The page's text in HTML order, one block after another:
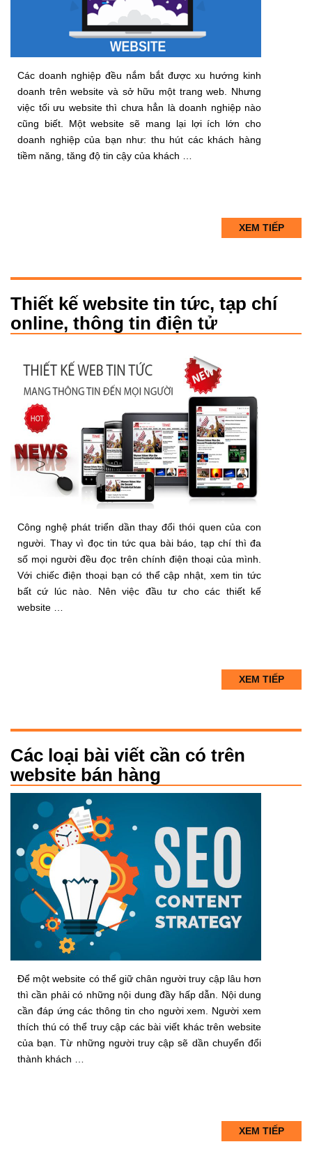
Các doanh nghiệp đều nắm bắt được xu hướng kinh
doanh trên website và sở hữu một trang web. Nhưng
việc tối ưu website thì chưa hẳn là doanh nghiệp nào
cũng biết. Một website sẽ mang lại lợi ích lớn cho
doanh nghiệp của bạn như: thu hút các khách hàng
tiềm năng, tăng độ tin cậy của khách …
XEM TIẾP
Thiết kế website tin tức, tạp chí
online, thông tin điện tử
Công nghệ phát triển dần thay đổi thói quen của con
người. Thay vì đọc tin tức qua bài báo, tạp chí thì đa
số mọi người đều đọc trên chính điện thoại của mình.
Với chiếc điện thoại bạn có thể cập nhật, xem tin tức
bất cứ lúc nào. Nên việc đầu tư cho các thiết kế
website …
XEM TIẾP
Các loại bài viết cần có trên
website bán hàng
Để một website có thể giữ chân người truy cập lâu hơn
thì cần phải có những nội dung đầy hấp dẫn. Nội dung
cần đáp ứng các thông tin cho người xem. Người xem
thích thú có thể truy cập các bài viết khác trên website
của bạn. Từ những người truy cập sẽ dần chuyển đổi
thành khách …
XEM TIẾP